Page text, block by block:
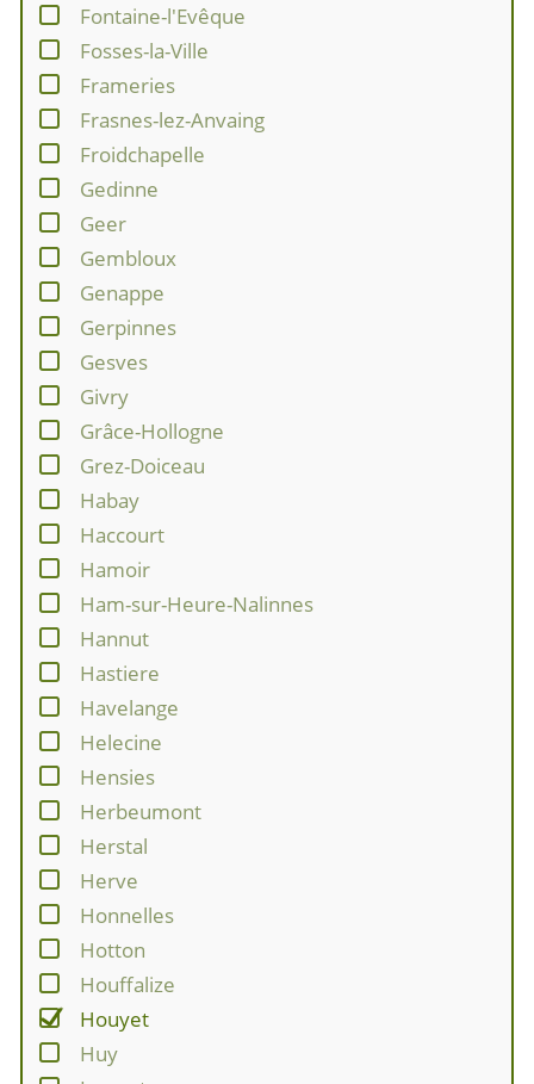
Fontaine-l'Evêque
Fosses-la-Ville
Frameries
Frasnes-lez-Anvaing
Froidchapelle
Gedinne
Geer
Gembloux
Genappe
Gerpinnes
Gesves
Givry
Grâce-Hollogne
Grez-Doiceau
Habay
Haccourt
Hamoir
Ham-sur-Heure-Nalinnes
Hannut
Hastiere
Havelange
Helecine
Hensies
Herbeumont
Herstal
Herve
Honnelles
Hotton
Houffalize
Houyet
Huy